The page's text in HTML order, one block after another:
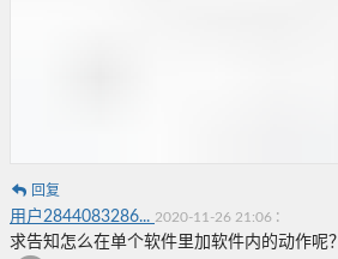
回复
用户2844083286... 2020-11-26 21:06 :
求告知怎么在单个软件里加软件内的动作呢？